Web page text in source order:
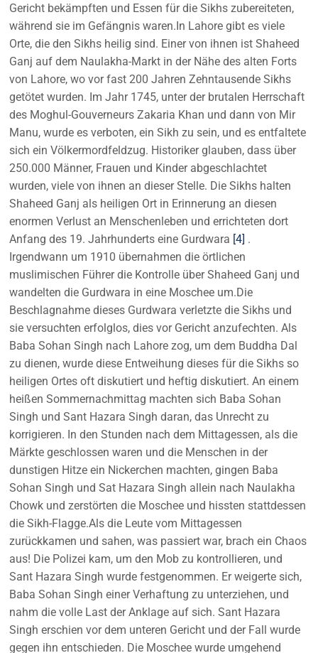
Gericht bekämpften und Essen für die Sikhs zubereiteten,
während sie im Gefängnis waren.In Lahore gibt es viele
Orte, die den Sikhs heilig sind. Einer von ihnen ist Shaheed
Ganj auf dem Naulakha-Markt in der Nähe des alten Forts
von Lahore, wo vor fast 200 Jahren Zehntausende Sikhs
getötet wurden. Im Jahr 1745, unter der brutalen Herrschaft
des Moghul-Gouverneurs Zakaria Khan und dann von Mir
Manu, wurde es verboten, ein Sikh zu sein, und es entfaltete
sich ein Völkermordfeldzug. Historiker glauben, dass über
250.000 Männer, Frauen und Kinder abgeschlachtet
wurden, viele von ihnen an dieser Stelle. Die Sikhs halten
Shaheed Ganj als heiligen Ort in Erinnerung an diesen
enormen Verlust an Menschenleben und errichteten dort
Anfang des 19. Jahrhunderts eine Gurdwara [4] .
Irgendwann um 1910 übernahmen die örtlichen
muslimischen Führer die Kontrolle über Shaheed Ganj und
wandelten die Gurdwara in eine Moschee um.Die
Beschlagnahme dieses Gurdwara verletzte die Sikhs und
sie versuchten erfolglos, dies vor Gericht anzufechten. Als
Baba Sohan Singh nach Lahore zog, um dem Buddha Dal
zu dienen, wurde diese Entweihung dieses für die Sikhs so
heiligen Ortes oft diskutiert und heftig diskutiert. An einem
heißen Sommernachmittag machten sich Baba Sohan
Singh und Sant Hazara Singh daran, das Unrecht zu
korrigieren. In den Stunden nach dem Mittagessen, als die
Märkte geschlossen waren und die Menschen in der
dunstigen Hitze ein Nickerchen machten, gingen Baba
Sohan Singh und Sat Hazara Singh allein nach Naulakha
Chowk und zerstörten die Moschee und hissten stattdessen
die Sikh-Flagge.Als die Leute vom Mittagessen
zurückkamen und sahen, was passiert war, brach ein Chaos
aus! Die Polizei kam, um den Mob zu kontrollieren, und
Sant Hazara Singh wurde festgenommen. Er weigerte sich,
Baba Sohan Singh einer Verhaftung zu unterziehen, und
nahm die volle Last der Anklage auf sich. Sant Hazara
Singh erschien vor dem unteren Gericht und der Fall wurde
gegen ihn entschieden. Die Moschee wurde umgehend